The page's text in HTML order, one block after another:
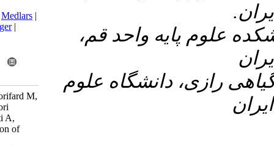
واحد قم،
علوم
BibTeX |
ProCite
Reference Manager
Haji Esmaili Qomi A, Noorifard M,
Hamidi Farahani R, Shakori
Khomartash M, Morovvati A,
Dirbazian A et al . Detection of